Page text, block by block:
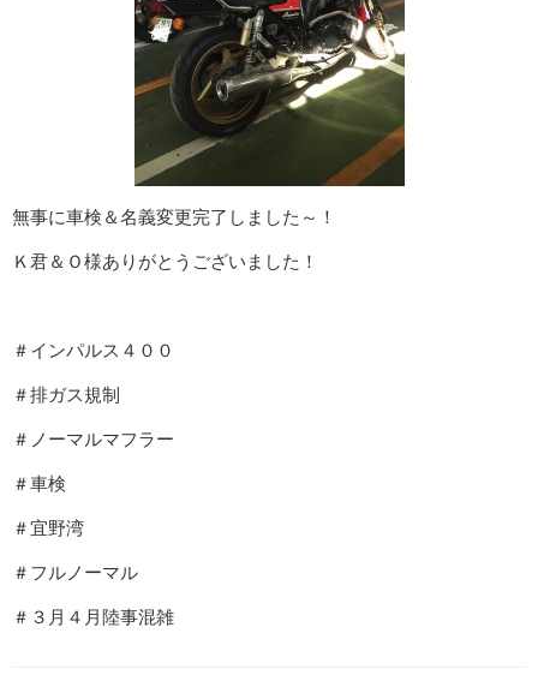
無事に車検＆名義変更完了しました～！
Ｋ君＆Ｏ様ありがとうございました！
＃インパルス４００
＃排ガス規制
＃ノーマルマフラー
＃車検
＃宜野湾
＃フルノーマル
＃３月４月陸事混雑